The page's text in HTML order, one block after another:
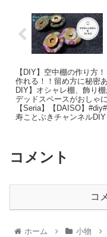
【DIY】空中棚の作り方
作れる！！留め方に秘密
DIY】オシャレ棚、飾り棚
デッドスペースがおしゃ
【Seria】【DAISO】
寿ことぶきチャンネルDIY
コメント
コ
ホーム 小物